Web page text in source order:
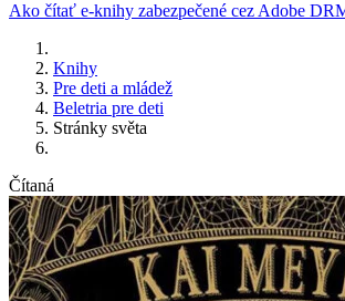
Ako čítať e-knihy zabezpečené cez Adobe
Knihy
Pre deti a mládež
Beletria pre deti
Stránky světa
Čítaná